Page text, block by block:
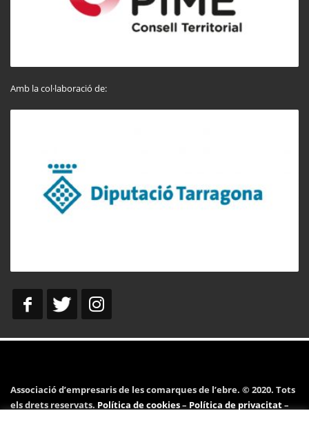
Amb la col·laboració de:
Associació d’empresaris de les comarques de l’ebre. © 2020. Tots
els drets reservats. Política de cookies– Política de privacitat–